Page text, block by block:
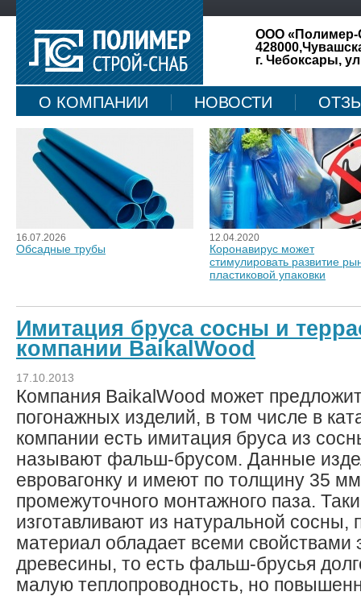
ООО «Полимер-
г. Чебоксары,
О КОМПАНИИ НОВОСТИ
КАРТА САЙТА
16.07.2026
Обсадные трубы
12.04.2020
Коронавирус может
стимулировать развитие
пластиковой упаковки
Имитация бруса сосны и
компании BaikalWood
17.10.2013
Компания BaikalWood может
погонажных изделий, в том числе в
компании есть имитация бруса из
называют фальш-брусом. Данные
евровагонку и имеют по толщину 35
промежуточного монтажного паза.
изготавливают из натуральной сосны,
материал обладает всеми свойствами
древесины, то есть фальш-брусья
малую теплопроводность, но